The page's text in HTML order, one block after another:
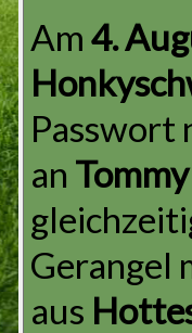
Am 4.
Passwort
an
Gerangel
aus